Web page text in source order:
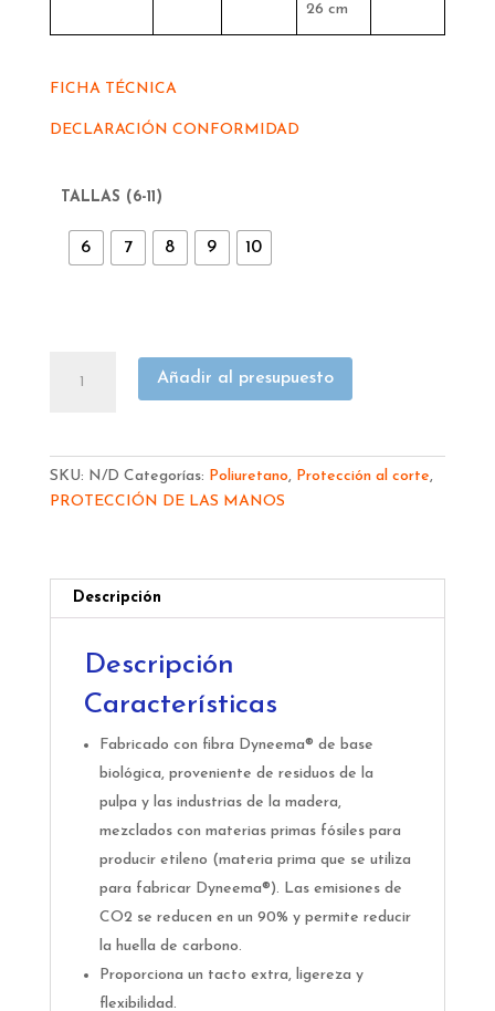
26 cm
FICHA TÉCNICA
DECLARACIÓN CONFORMIDAD
TALLAS (6-11)
6 7 8 9 10
JUBA
POWER
FIT
Añadir al presupuesto
SKU: N/D Categorías: Poliuretano, Protección al corte,
PROTECCIÓN DE LAS MANOS
Descripción
Descripción
Características
Fabricado con fibra Dyneema® de base
biológica, proveniente de residuos de la
pulpa y las industrias de la madera,
mezclados con materias primas fósiles para
producir etileno (materia prima que se utiliza
para fabricar Dyneema®). Las emisiones de
CO2 se reducen en un 90% y permite reducir
la huella de carbono.
Proporciona un tacto extra, ligereza y
flexibilidad.